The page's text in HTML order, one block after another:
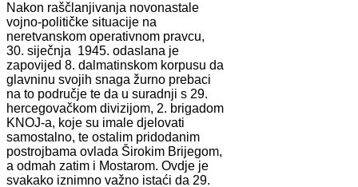
Nakon raščlanjivanja novonastale
vojno-političke situacije na
neretvanskom operativnom pravcu,
30. siječnja 1945. odaslana je
zapovijed 8. dalmatinskom korpusu da
glavninu svojih snaga žurno prebaci
na to područje te da u suradnji s 29.
hercegovačkom divizijom, 2. brigadom
KNOJ-a, koje su imale djelovati
samostalno, te ostalim pridodanim
postrojbama ovlada Širokim Brijegom,
a odmah zatim i Mostarom. Ovdje je
svakako iznimno važno istaći da 29.